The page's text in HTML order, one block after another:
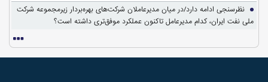
نظرسنجی ادامه دارد/در میان مدیرعاملان شرکت‌های بهره‌بردار زیرمجموعه شرکت
ملی نفت ایران، کدام مدیرعامل تاکنون عملکرد موفق‌تری داشته است؟